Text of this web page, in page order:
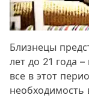
Близнецы
лет до 21 года
все в этот
необходимость